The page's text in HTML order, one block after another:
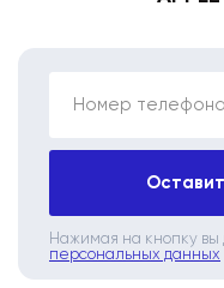
Номер
Нажимая на кнопку вы
персональных данных